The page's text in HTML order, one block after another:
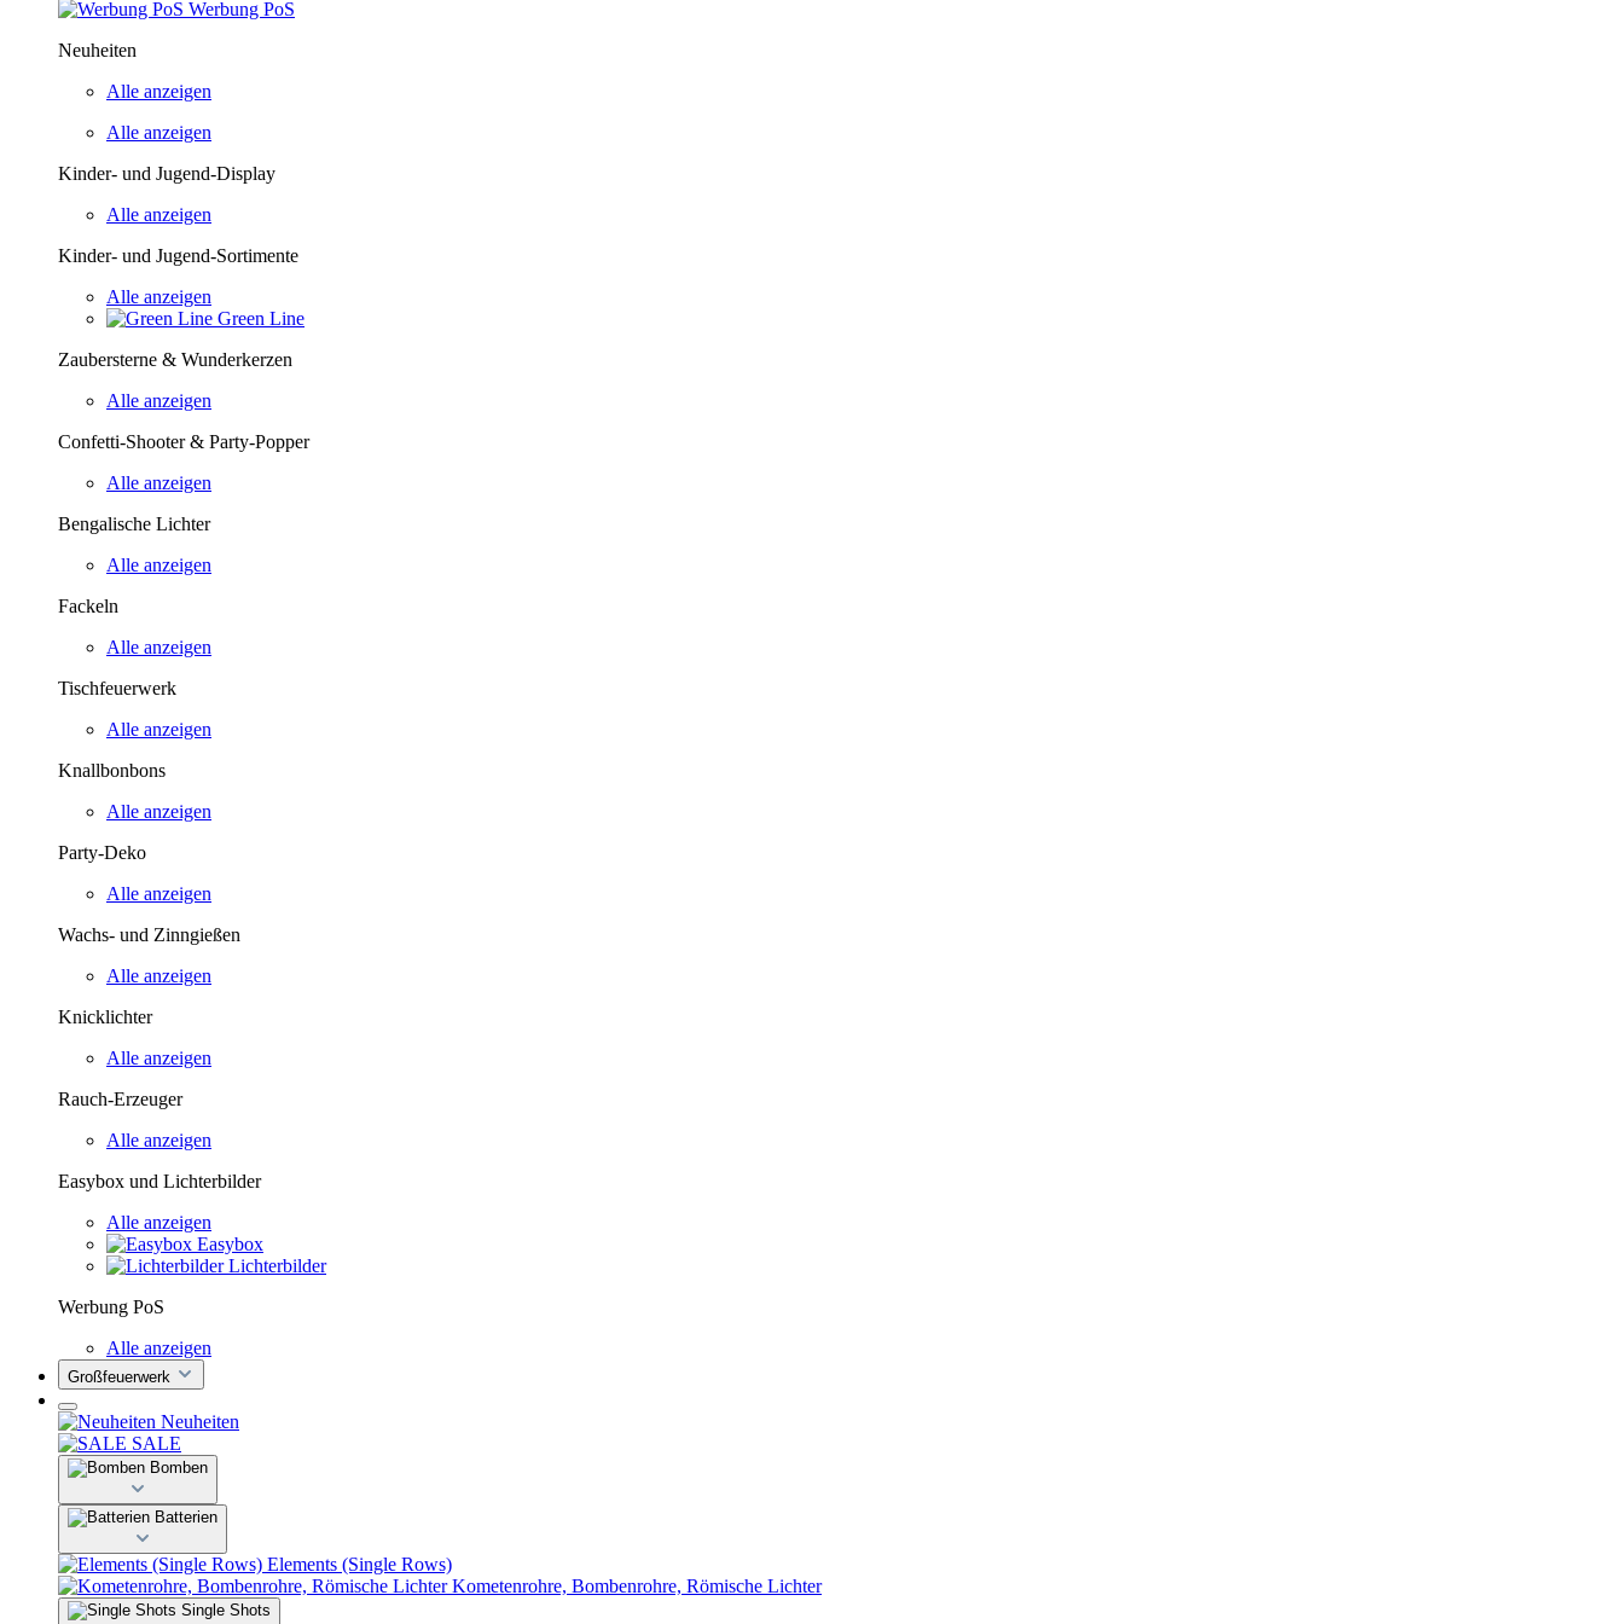
Werbung PoS
Neuheiten
Alle anzeigen
Alle anzeigen
Kinder- und Jugend-Display
Alle anzeigen
Kinder- und Jugend-Sortimente
Alle anzeigen
Green Line
Zaubersterne & Wunderkerzen
Alle anzeigen
Confetti-Shooter & Party-Popper
Alle anzeigen
Bengalische Lichter
Alle anzeigen
Fackeln
Alle anzeigen
Tischfeuerwerk
Alle anzeigen
Knallbonbons
Alle anzeigen
Party-Deko
Alle anzeigen
Wachs- und Zinngießen
Alle anzeigen
Knicklichter
Alle anzeigen
Rauch-Erzeuger
Alle anzeigen
Easybox und Lichterbilder
Alle anzeigen
Easybox
Lichterbilder
Werbung PoS
Alle anzeigen
Großfeuerwerk
Neuheiten
SALE
Bomben
Batterien
Elements (Single Rows)
Kometenrohre, Bombenrohre, Römische Lichter
Single Shots